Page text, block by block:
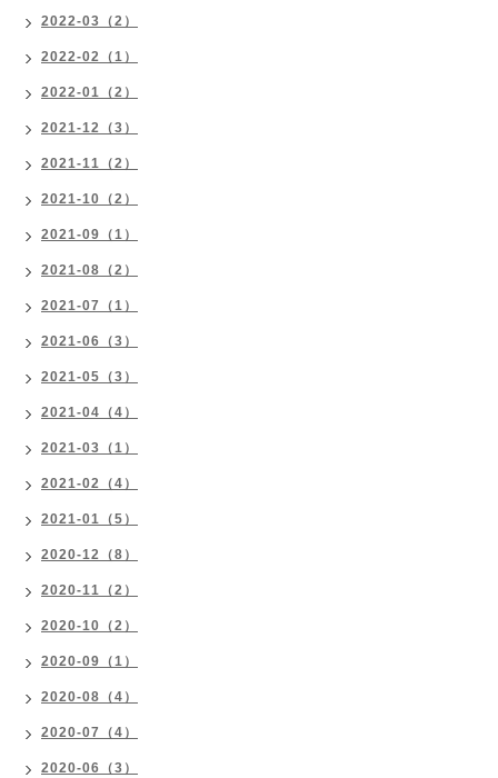
2022-03（2）
2022-02（1）
2022-01（2）
2021-12（3）
2021-11（2）
2021-10（2）
2021-09（1）
2021-08（2）
2021-07（1）
2021-06（3）
2021-05（3）
2021-04（4）
2021-03（1）
2021-02（4）
2021-01（5）
2020-12（8）
2020-11（2）
2020-10（2）
2020-09（1）
2020-08（4）
2020-07（4）
2020-06（3）